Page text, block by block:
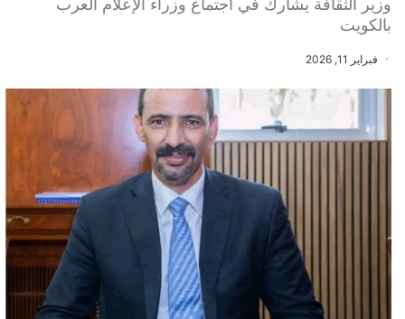
وزير الثقافة يشارك في اجتماع وزراء الإعلام العرب
بالكويت
فبراير 11, 2026